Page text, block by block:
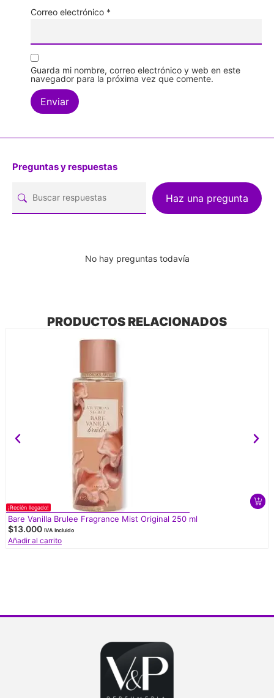
Correo electrónico *
Guarda mi nombre, correo electrónico y web en este
navegador para la próxima vez que comente.
Preguntas y respuestas
Haz una pregunta
No hay preguntas todavía
PRODUCTOS RELACIONADOS
¡Recién llegado!
Bare Vanilla Brulee Fragrance Mist Original 250 ml
$13.000 IVA Incluido
Añadir al carrito